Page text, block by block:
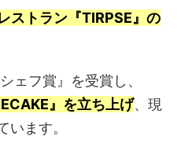
ストラン『TIRPSE』の
ェフ賞』を受賞し、
』を立ち上げ、現
います。